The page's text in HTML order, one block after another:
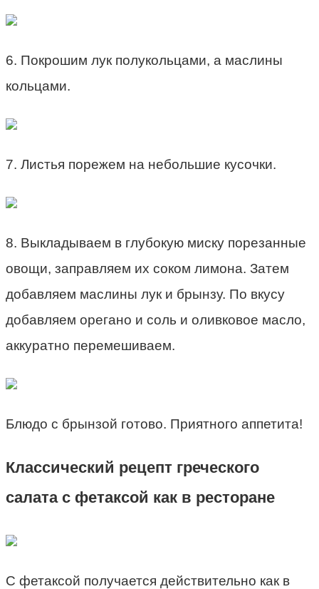
6. Покрошим лук полукольцами, а маслины
кольцами.
7. Листья порежем на небольшие кусочки.
8. Выкладываем в глубокую миску порезанные
овощи, заправляем их соком лимона. Затем
добавляем маслины лук и брынзу. По вкусу
добавляем орегано и соль и оливковое масло,
аккуратно перемешиваем.
Блюдо с брынзой готово. Приятного аппетита!
Классический рецепт греческого
салата с фетаксой как в ресторане
С фетаксой получается действительно как в